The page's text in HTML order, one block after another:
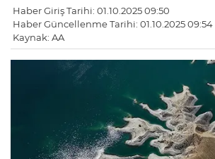
Haber Giriş Tarihi: 01.10.2025 09:50
Haber Güncellenme Tarihi: 01.10.2025 09:54
Kaynak: AA